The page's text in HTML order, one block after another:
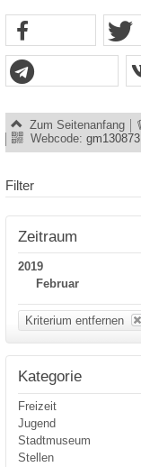
Zum Seitenanfang
Webcode: gm130873
Filter
Zeitraum
2019
Februar
Kriterium entfernen
Kategorie
Freizeit
Jugend
Stadtmuseum
Stellen